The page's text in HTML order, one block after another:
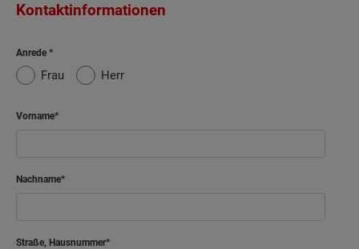
Kontaktinformationen
Anrede
Frau Herr
Vorname
Nachname
Straße, Hausnummer